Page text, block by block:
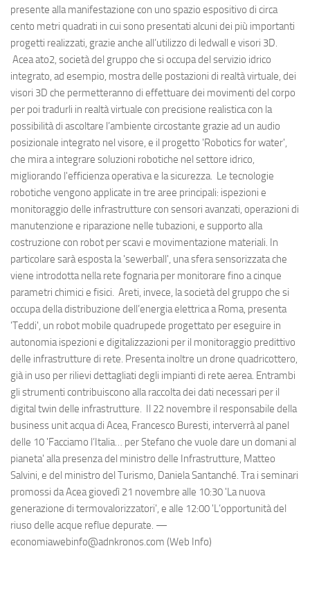
presente alla manifestazione con uno spazio espositivo di circa
cento metri quadrati in cui sono presentati alcuni dei più importanti
progetti realizzati, grazie anche all’utilizzo di ledwall e visori 3D.
Acea ato2, società del gruppo che si occupa del servizio idrico
integrato, ad esempio, mostra delle postazioni di realtà virtuale, dei
visori 3D che permetteranno di effettuare dei movimenti del corpo
per poi tradurli in realtà virtuale con precisione realistica con la
possibilità di ascoltare l’ambiente circostante grazie ad un audio
posizionale integrato nel visore, e il progetto 'Robotics for water',
che mira a integrare soluzioni robotiche nel settore idrico,
migliorando l'efficienza operativa e la sicurezza. Le tecnologie
robotiche vengono applicate in tre aree principali: ispezioni e
monitoraggio delle infrastrutture con sensori avanzati, operazioni di
manutenzione e riparazione nelle tubazioni, e supporto alla
costruzione con robot per scavi e movimentazione materiali. In
particolare sarà esposta la 'sewerball', una sfera sensorizzata che
viene introdotta nella rete fognaria per monitorare fino a cinque
parametri chimici e fisici. Areti, invece, la società del gruppo che si
occupa della distribuzione dell’energia elettrica a Roma, presenta
'Teddi', un robot mobile quadrupede progettato per eseguire in
autonomia ispezioni e digitalizzazioni per il monitoraggio predittivo
delle infrastrutture di rete. Presenta inoltre un drone quadricottero,
già in uso per rilievi dettagliati degli impianti di rete aerea. Entrambi
gli strumenti contribuiscono alla raccolta dei dati necessari per il
digital twin delle infrastrutture. Il 22 novembre il responsabile della
business unit acqua di Acea, Francesco Buresti, interverrà al panel
delle 10 'Facciamo l’Italia… per Stefano che vuole dare un domani al
pianeta' alla presenza del ministro delle Infrastrutture, Matteo
Salvini, e del ministro del Turismo, Daniela Santanché. Tra i seminari
promossi da Acea giovedì 21 novembre alle 10:30 'La nuova
generazione di termovalorizzatori', e alle 12:00 'L’opportunità del
riuso delle acque reflue depurate. —
economiawebinfo@adnkronos.com (Web Info)